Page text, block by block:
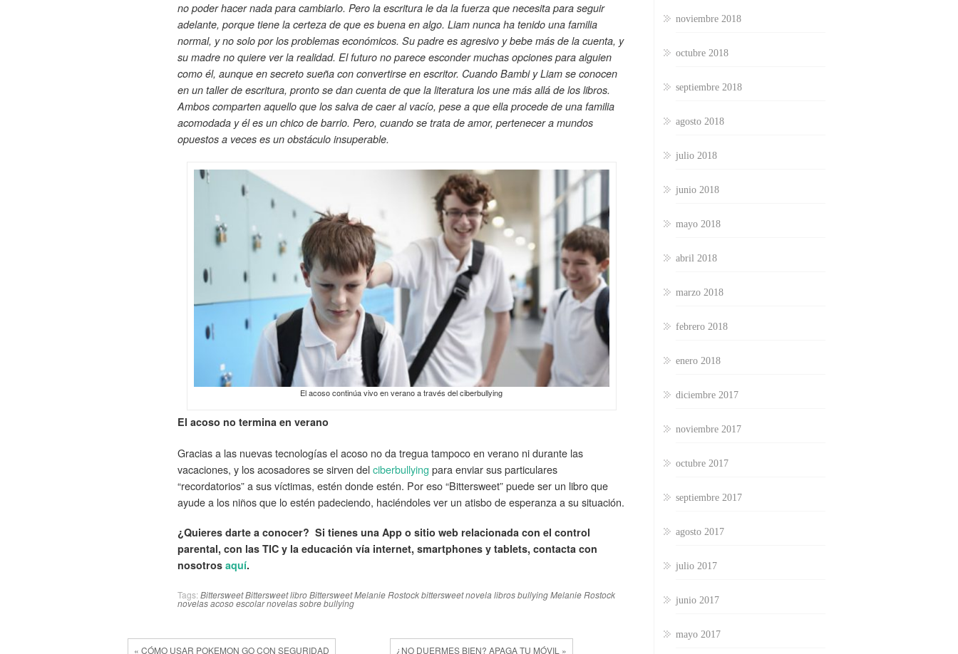
no poder hacer nada para cambiarlo. Pero la escritura le da la fuerza que necesita para seguir
adelante, porque tiene la certeza de que es buena en algo. Liam nunca ha tenido una familia
normal, y no solo por los problemas económicos. Su padre es agresivo y bebe más de la cuenta, y
su madre no quiere ver la realidad. El futuro no parece esconder muchas opciones para alguien
como él, aunque en secreto sueña con convertirse en escritor. Cuando Bambi y Liam se conocen
en un taller de escritura, pronto se dan cuenta de que la literatura los une más allá de los libros.
Ambos comparten aquello que los salva de caer al vacío, pese a que ella procede de una familia
acomodada y él es un chico de barrio. Pero, cuando se trata de amor, pertenecer a mundos
opuestos a veces es un obstáculo insuperable.
El acoso continúa vivo en verano a través del ciberbullying
El acoso no termina en verano
Gracias a las nuevas tecnologías el acoso no da tregua tampoco en verano ni durante las
vacaciones, y los acosadores se sirven delciberbullying para enviar sus particulares
“recordatorios” a sus víctimas, estén donde estén. Por eso “Bittersweet” puede ser un libro que
ayude a los niños que lo estén padeciendo, haciéndoles ver un atisbo de esperanza a su situación.
¿Quieres darte a conocer? Si tienes una App o sitio web relacionada con el control
parental, con las TIC y la educación vía internet, smartphones y tablets, contacta con
nosotros aquí.
Tags: BittersweetBittersweet libroBittersweet Melanie Rostockbittersweet novela libros bullyingMelanie Rostock
novelas acoso escolarnovelas sobre bullying
« CÓMO USAR POKEMON GO CON SEGURIDAD ¿NO DUERMES BIEN? APAGA TU MÓVIL »
noviembre 2018
octubre 2018
septiembre 2018
agosto 2018
julio 2018
junio 2018
mayo 2018
abril 2018
marzo 2018
febrero 2018
enero 2018
diciembre 2017
noviembre 2017
octubre 2017
septiembre 2017
agosto 2017
julio 2017
junio 2017
mayo 2017